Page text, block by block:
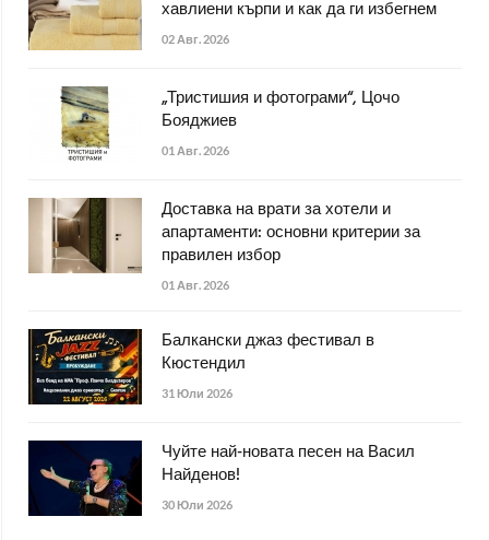
хавлиени кърпи и как да ги избегнем
02 Авг. 2026
„Тристишия и фотограми“, Цочо
Бояджиев
01 Авг. 2026
Доставка на врати за хотели и
апартаменти: основни критерии за
правилен избор
01 Авг. 2026
Балкански джаз фестивал в
Кюстендил
31 Юли 2026
Чуйте най-новата песен на Васил
Найденов!
30 Юли 2026